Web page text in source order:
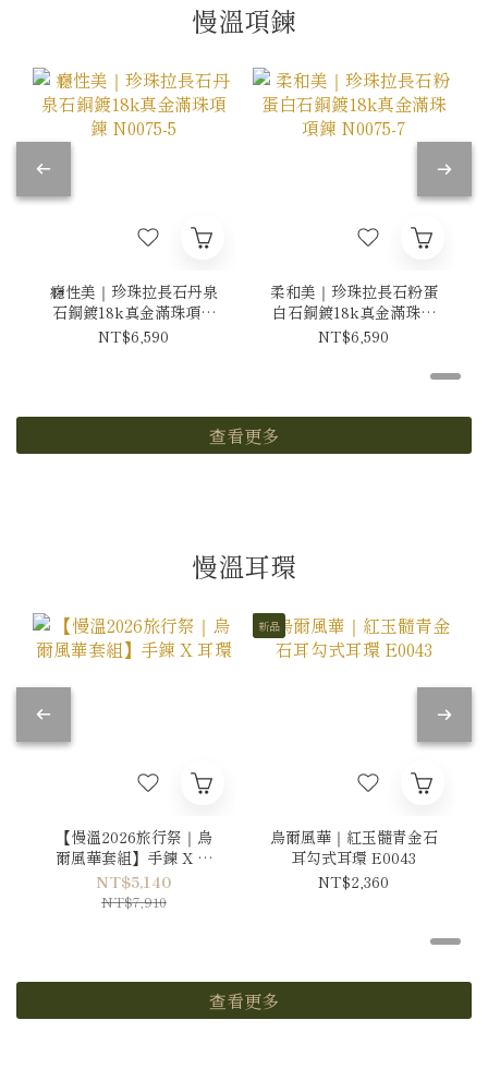
慢溫項鍊
癮性美｜珍珠拉長石丹泉
石銅鍍18k真金滿珠項鍊
N0075-5
NT$6,590
柔和美｜珍珠拉長石粉蛋
白石銅鍍18k真金滿珠項
鍊 N0075-7
NT$6,590
查看更多
慢溫耳環
【慢溫2026旅行祭｜烏
爾風華套組】手鍊 X 耳
環
NT$5,140
NT$7,910
新品
烏爾風華｜紅玉髓青金石
耳勾式耳環 E0043
NT$2,360
查看更多